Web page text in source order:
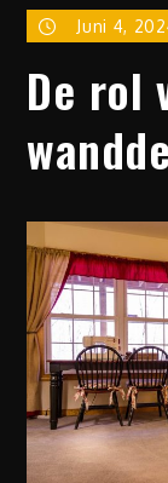
Juni 4,
De rol